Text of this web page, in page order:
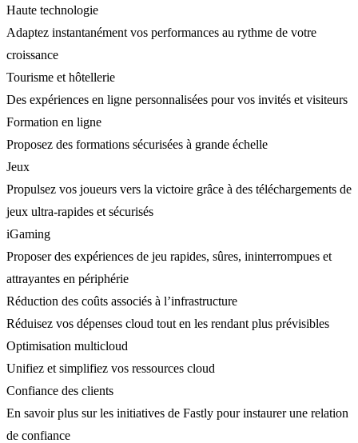
Haute technologie
Adaptez instantanément vos performances au rythme de votre
croissance
Tourisme et hôtellerie
Des expériences en ligne personnalisées pour vos invités et visiteurs
Formation en ligne
Proposez des formations sécurisées à grande échelle
Jeux
Propulsez vos joueurs vers la victoire grâce à des téléchargements de
jeux ultra-rapides et sécurisés
iGaming
Proposer des expériences de jeu rapides, sûres, ininterrompues et
attrayantes en périphérie
Réduction des coûts associés à l’infrastructure
Réduisez vos dépenses cloud tout en les rendant plus prévisibles
Optimisation multicloud
Unifiez et simplifiez vos ressources cloud
Confiance des clients
En savoir plus sur les initiatives de Fastly pour instaurer une relation
de confiance